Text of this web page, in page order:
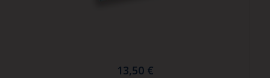
13,50 €